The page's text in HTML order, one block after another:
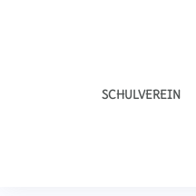
SCHULVEREIN